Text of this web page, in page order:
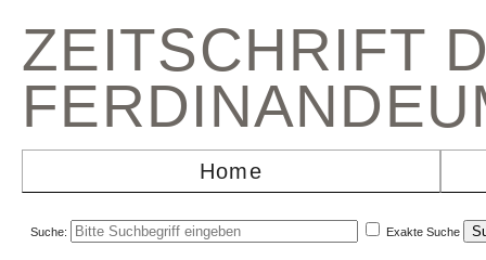
ZEITSCHRIFT
Home
Suche: Exakte Suche